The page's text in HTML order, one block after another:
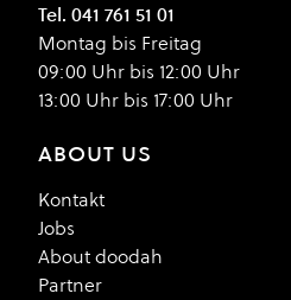
Tel. 041 761 51 01
Montag bis Freitag
09:00 Uhr bis 12:00 Uhr
13:00 Uhr bis 17:00 Uhr
ABOUT US
Kontakt
Jobs
About doodah
Partner